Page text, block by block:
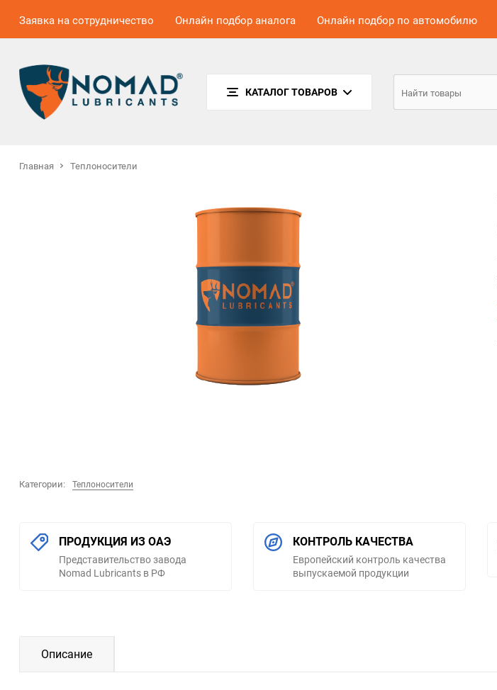
Заявка на сотрудничество Онлайн подбор аналога Онлайн подбор по автомобилю
КАТАЛОГ ТОВАРОВ
Главная Теплоносители
Категории: Теплоносители
ПРОДУКЦИЯ ИЗ ОАЭ
Представительство завода
Nomad Lubricants в РФ
КОНТРОЛЬ КАЧЕСТВА
Европейский контроль качества
выпускаемой продукции
Описание